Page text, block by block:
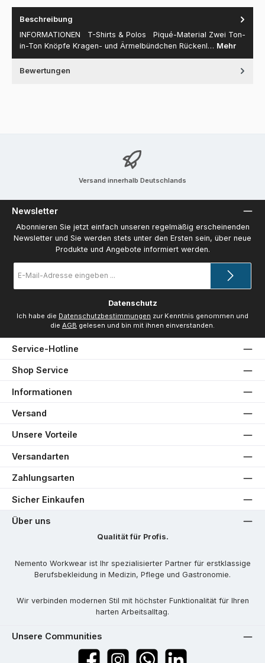
Beschreibung
INFORMATIONEN T-Shirts & Polos Piqué-Material Zwei Ton-
in-Ton Knöpfe Kragen- und Ärmelbündchen Rückenl… Mehr
Bewertungen
Versand innerhalb Deutschlands
Newsletter
Abonnieren Sie jetzt einfach unseren regelmäßig erscheinenden
Newsletter und Sie werden stets unter den Ersten sein, über neue
Produkte und Angebote informiert werden.
Mail-
Datenschutz
Ich habe die Datenschutzbestimmungen zur Kenntnis genommen und
die AGB gelesen und bin mit ihnen einverstanden.
Service-Hotline
Shop Service
Informationen
Versand
Unsere Vorteile
Versandarten
Zahlungsarten
Sicher Einkaufen
Über uns
Qualität für Profis.
Nemento Workwear ist Ihr spezialisierter Partner für erstklassige
Berufsbekleidung in Medizin, Pflege und Gastronomie.
Wir verbinden modernen Stil mit höchster Funktionalität für Ihren
harten Arbeitsalltag.
Unsere Communities